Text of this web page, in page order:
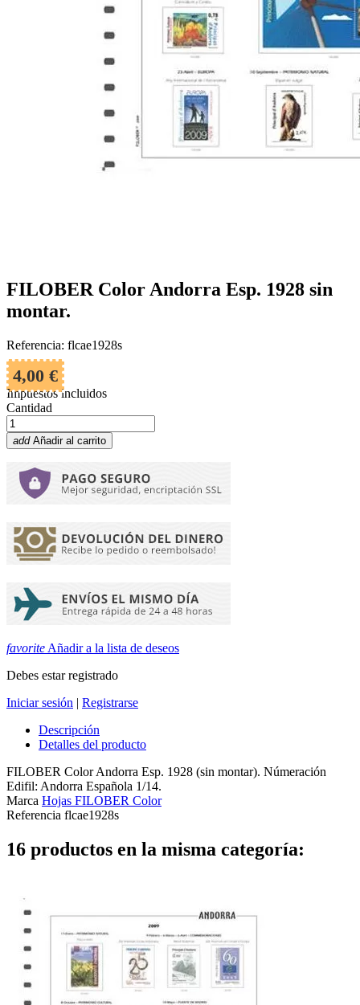
FILOBER Color Andorra Esp. 1928 sin
montar.
Referencia: flcae1928s
4,00 €
Impuestos incluidos
Cantidad
add Añadir al carrito
favorite Añadir a la lista de deseos
Debes estar registrado
Iniciar sesión | Registrarse
Descripción
Detalles del producto
FILOBER Color Andorra Esp. 1928 (sin montar). Númeración
Edifil: Andorra Española 1/14.
Marca Hojas FILOBER Color
Referencia flcae1928s
16 productos en la misma categoría: